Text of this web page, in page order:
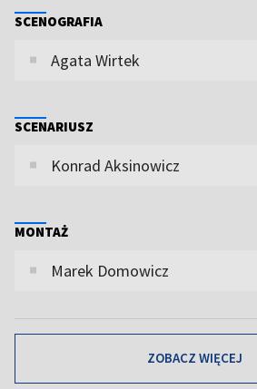
SCENOGRAFIA
Agata Wirtek
SCENARIUSZ
Konrad Aksinowicz
MONTAŻ
Marek Domowicz
ZOBACZ WIĘCEJ